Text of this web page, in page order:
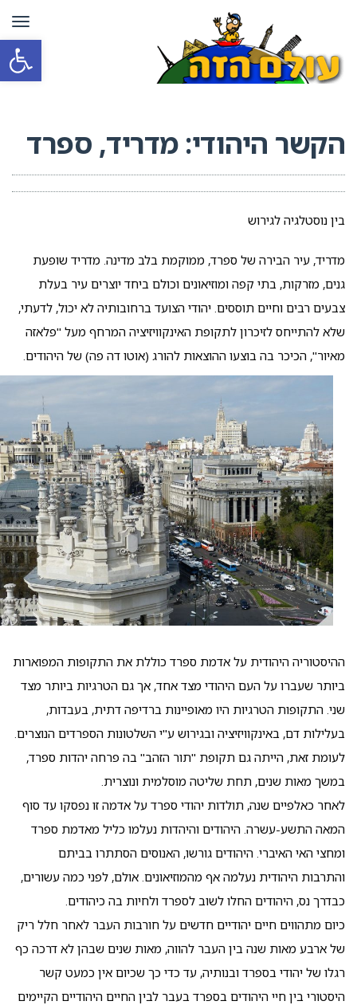
פתח
הקשר היהודי: מדריד, ספרד
בין נוסטלגיה לגירוש
מדריד, עיר הבירה של ספרד, ממוקמת בלב מדינה. מדריד שופעת
גנים, מזרקות, בתי קפה ומוזיאונים וכולם ביחד יוצרים עיר בעלת
צבעים רבים וחיים תוססים. יהודי הצועד ברחובותיה לא יכול, לדעתי,
שלא להתייחס לזיכרון לתקופת האינקוויזיציה המרחף מעל "פלאזה
מאיור", הכיכר בה בוצעו ההוצאות להורג (אוטו דה פה) של היהודים.
ההיסטוריה היהודית על אדמת ספרד כוללת את התקופות המפוארות
ביותר שעברו על העם היהודי מצד אחד, אך גם הטרגיות ביותר מצד
שני. התקופות הטרגיות היו מאופיינות ברדיפה דתית, בעבדות,
בעלילות דם, באינקוויזיציה ובגירוש ע"י השלטונות הספרדים הנוצרים.
לעומת זאת, הייתה גם תקופת "תור הזהב" בה פרחה יהדות ספרד,
במשך מאות שנים, תחת שליטה מוסלמית ונוצרית.
לאחר כאלפיים שנה, תולדות יהודי ספרד על אדמה זו נפסקו עד סוף
המאה התשע-עשרה. היהודים והיהדות נעלמו כליל מאדמת ספרד
ומחצי האי האיברי. היהודים גורשו, האנוסים הסתתרו בביתם
והתרבות היהודית נעלמה אף מהמוזיאונים. אולם, לפני כמה עשורים,
כבדרך נס, היהודים החלו לשוב לספרד ולחיות בה כיהודים.
כיום מתהווים חיים יהודיים חדשים על חורבות העבר לאחר חלל ריק
של ארבע מאות שנה בין העבר להווה, מאות שנים שבהן לא דרכה כף
רגלו של יהודי בספרד ובנותיה, עד כדי כך שכיום אין כמעט קשר
היסטורי בין חיי היהודים בספרד בעבר לבין החיים היהודיים הקיימים